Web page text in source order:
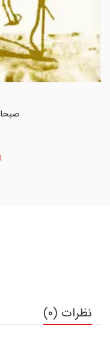
نظرات (0)